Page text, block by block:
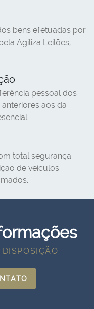
bens efetuadas por
Agiliza Leilões,
pessoal dos
aos da
total segurança
de veículos